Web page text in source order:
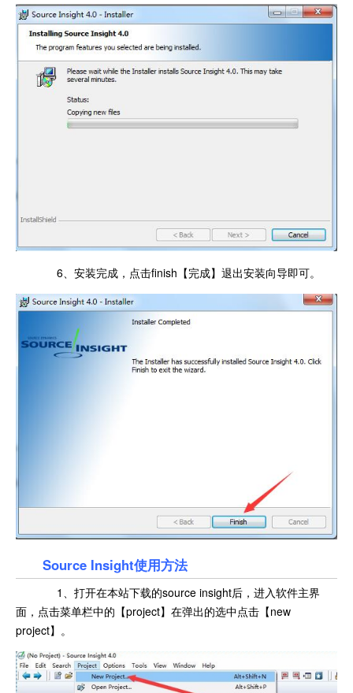
6、安装完成，点击finish【完成】退出安装向导即可。
Source Insight使用方法
1、打开在本站下载的source insight后，进入软件主界
面，点击菜单栏中的【project】在弹出的选中点击【new
project】。